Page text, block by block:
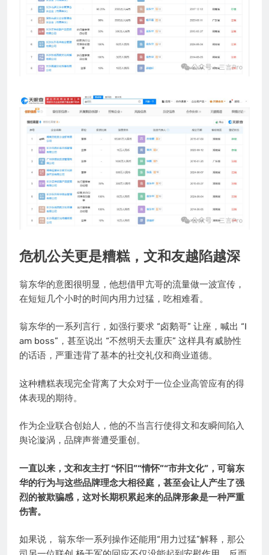
危机公关更是糟糕，文和友越陷越深
翁东华的意图很明显，他想借甲亢哥的流量做一波宣传，
在短短几个小时的时间内用力过猛，吃相难看。
翁东华的一系列言行，如强行要求 “卤鹅哥” 让座，喊出 “I
am boss”，甚至说出 “不然明天去重庆” 这样具有威胁性
的话语，严重违背了基本的社交礼仪和商业道德。
这种糟糕表现完全背离了大众对于一位企业高管应有的得
体表现的期待。
作为企业联合创始人，他的不当言行使得文和友瞬间陷入
舆论漩涡，品牌声誉遭受重创。
一直以来，文和友主打 “怀旧”“情怀”“市井文化”，可翁东
华的行为与这些品牌理念大相径庭，甚至会让人产生了强
烈的被欺骗感，这对长期积累起来的品牌形象是一种严重
伤害。
如果说， 翁东华一系列操作还能用“用力过猛”解释，那公